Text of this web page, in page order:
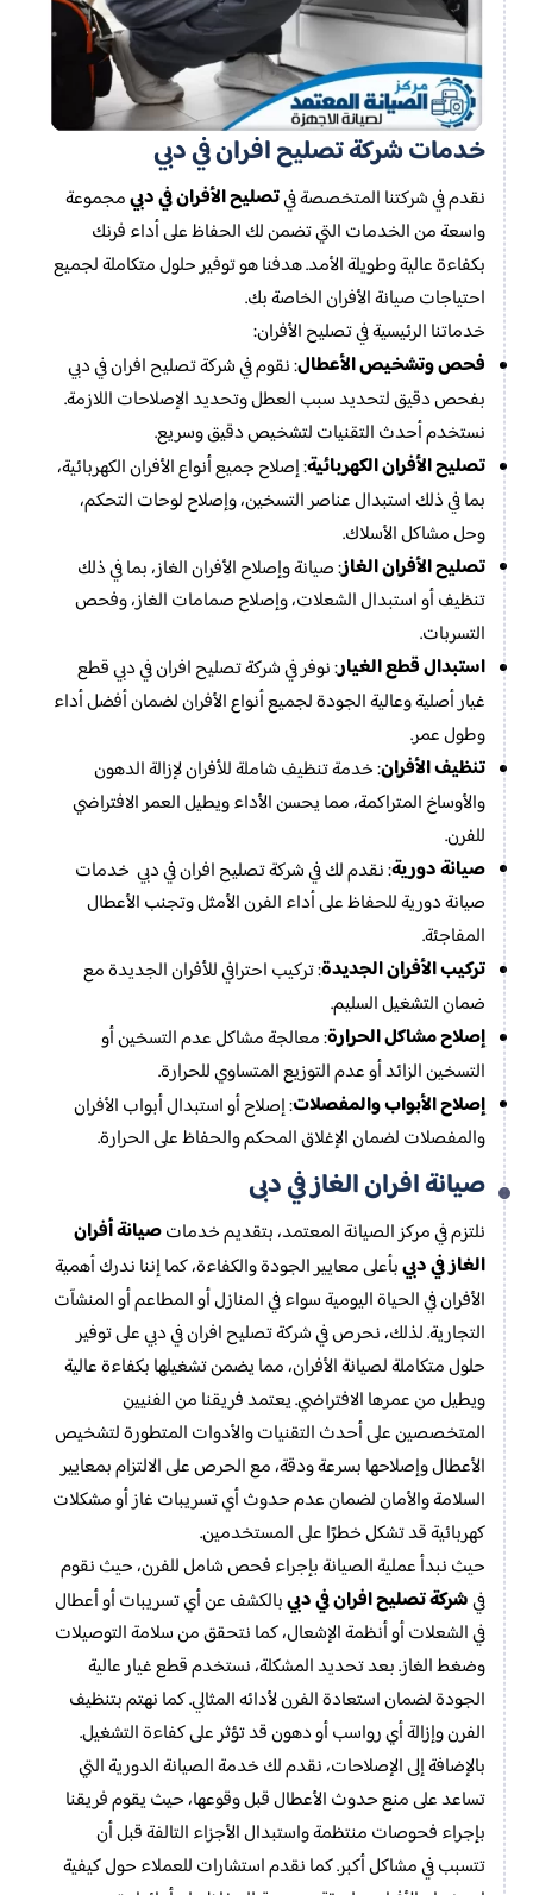
خدمات شركة تصليح افران في دبي
نقدم في شركتنا المتخصصة فيتصليح الأفران في دبيمجموعة
واسعة من الخدمات التي تضمن لك الحفاظ على أداء فرنك
بكفاءة عالية وطويلة الأمد. هدفنا هو توفير حلول متكاملة لجميع
احتياجات صيانة الأفران الخاصة بك.
خدماتنا الرئيسية في تصليح الأفران:
فحص وتشخيص الأعطال: نقوم في شركة تصليح افران في دبي
بفحص دقيق لتحديد سبب العطل وتحديد الإصلاحات اللازمة.
نستخدم أحدث التقنيات لتشخيص دقيق وسريع.
تصليح الأفران الكهربائية: إصلاح جميع أنواع الأفران الكهربائية،
بما في ذلك استبدال عناصر التسخين، وإصلاح لوحات التحكم،
وحل مشاكل الأسلاك.
تصليح الأفران الغاز: صيانة وإصلاح الأفران الغاز، بما في ذلك
تنظيف أو استبدال الشعلات، وإصلاح صمامات الغاز، وفحص
التسربات.
استبدال قطع الغيار: نوفر في شركة تصليح افران في دبي قطع
غيار أصلية وعالية الجودة لجميع أنواع الأفران لضمان أفضل أداء
وطول عمر.
تنظيف الأفران: خدمة تنظيف شاملة للأفران لإزالة الدهون
والأوساخ المتراكمة، مما يحسن الأداء ويطيل العمر الافتراضي
للفرن.
صيانة دورية: نقدم لك في شركة تصليح افران في دبي خدمات
صيانة دورية للحفاظ على أداء الفرن الأمثل وتجنب الأعطال
المفاجئة.
تركيب الأفران الجديدة: تركيب احترافي للأفران الجديدة مع
ضمان التشغيل السليم.
إصلاح مشاكل الحرارة: معالجة مشاكل عدم التسخين أو
التسخين الزائد أو عدم التوزيع المتساوي للحرارة.
إصلاح الأبواب والمفصلات: إصلاح أو استبدال أبواب الأفران
والمفصلات لضمان الإغلاق المحكم والحفاظ على الحرارة.
صيانة افران الغاز في دبى
نلتزم في مركز الصيانة المعتمد، بتقديم خدماتصيانة أفران
الغاز في دبيبأعلى معايير الجودة والكفاءة، كما إننا ندرك أهمية
الأفران في الحياة اليومية سواء في المنازل أو المطاعم أو المنشآت
التجارية. لذلك، نحرص في شركة تصليح افران في دبي على توفير
حلول متكاملة لصيانة الأفران، مما يضمن تشغيلها بكفاءة عالية
ويطيل من عمرها الافتراضي. يعتمد فريقنا من الفنيين
المتخصصين على أحدث التقنيات والأدوات المتطورة لتشخيص
الأعطال وإصلاحها بسرعة ودقة، مع الحرص على الالتزام بمعايير
السلامة والأمان لضمان عدم حدوث أي تسريبات غاز أو مشكلات
كهربائية قد تشكل خطرًا على المستخدمين.
حيث نبدأ عملية الصيانة بإجراء فحص شامل للفرن، حيث نقوم
فيشركة تصليح افران في دبيبالكشف عن أي تسريبات أو أعطال
في الشعلات أو أنظمة الإشعال، كما نتحقق من سلامة التوصيلات
وضغط الغاز. بعد تحديد المشكلة، نستخدم قطع غيار عالية
الجودة لضمان استعادة الفرن لأدائه المثالي. كما نهتم بتنظيف
الفرن وإزالة أي رواسب أو دهون قد تؤثر على كفاءة التشغيل.
بالإضافة إلى الإصلاحات، نقدم لك خدمة الصيانة الدورية التي
تساعد على منع حدوث الأعطال قبل وقوعها، حيث يقوم فريقنا
بإجراء فحوصات منتظمة واستبدال الأجزاء التالفة قبل أن
تتسبب في مشاكل أكبر. كما نقدم استشارات للعملاء حول كيفية